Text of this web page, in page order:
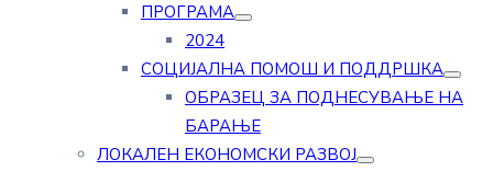
ПРОГРАМА
2024
СОЦИЈАЛНА ПОМОШ И ПОДДРШКА
ОБРАЗЕЦ ЗА ПОДНЕСУВАЊЕ НА
БАРАЊЕ
ЛОКАЛЕН ЕКОНОМСКИ РАЗВОЈ